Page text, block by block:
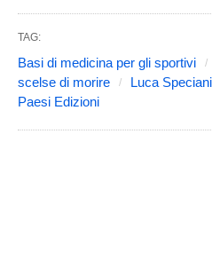
TAG:
Basi di medicina per gli sportivi
scelse di morire
Luca Speciani
Paesi Edizioni